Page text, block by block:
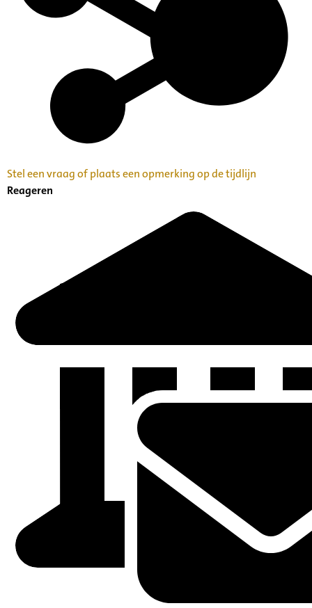
Stel een vraag of plaats een opmerking op de tijdlijn
Reageren